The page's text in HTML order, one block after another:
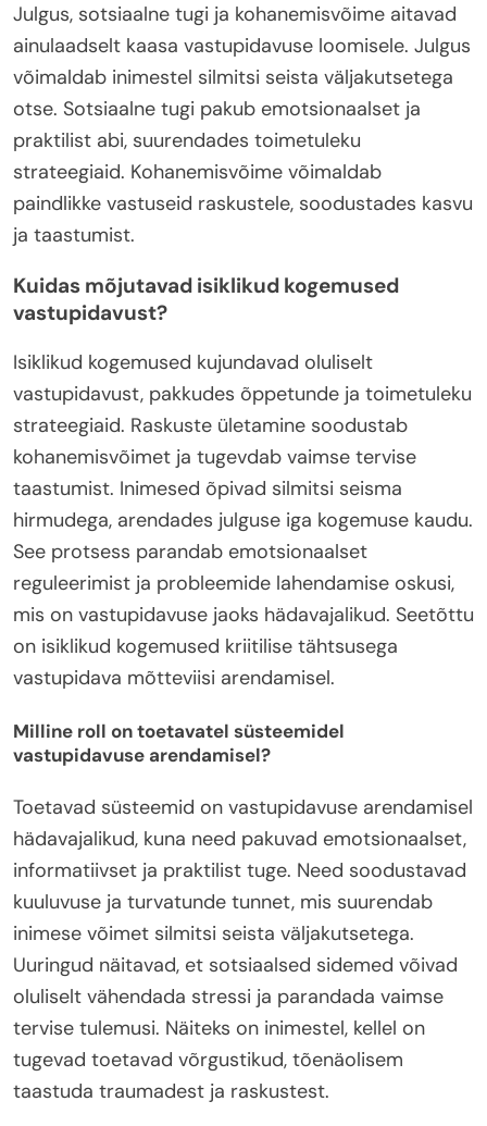
Julgus, sotsiaalne tugi ja kohanemisvõime aitavad
ainulaadselt kaasa vastupidavuse loomisele. Julgus
võimaldab inimestel silmitsi seista väljakutsetega
otse. Sotsiaalne tugi pakub emotsionaalset ja
praktilist abi, suurendades toimetuleku
strateegiaid. Kohanemisvõime võimaldab
paindlikke vastuseid raskustele, soodustades kasvu
ja taastumist.
Kuidas mõjutavad isiklikud kogemused
vastupidavust?
Isiklikud kogemused kujundavad oluliselt
vastupidavust, pakkudes õppetunde ja toimetuleku
strateegiaid. Raskuste ületamine soodustab
kohanemisvõimet ja tugevdab vaimse tervise
taastumist. Inimesed õpivad silmitsi seisma
hirmudega, arendades julguse iga kogemuse kaudu.
See protsess parandab emotsionaalset
reguleerimist ja probleemide lahendamise oskusi,
mis on vastupidavuse jaoks hädavajalikud. Seetõttu
on isiklikud kogemused kriitilise tähtsusega
vastupidava mõtteviisi arendamisel.
Milline roll on toetavatel süsteemidel
vastupidavuse arendamisel?
Toetavad süsteemid on vastupidavuse arendamisel
hädavajalikud, kuna need pakuvad emotsionaalset,
informatiivset ja praktilist tuge. Need soodustavad
kuuluvuse ja turvatunde tunnet, mis suurendab
inimese võimet silmitsi seista väljakutsetega.
Uuringud näitavad, et sotsiaalsed sidemed võivad
oluliselt vähendada stressi ja parandada vaimse
tervise tulemusi. Näiteks on inimestel, kellel on
tugevad toetavad võrgustikud, tõenäolisem
taastuda traumadest ja raskustest.